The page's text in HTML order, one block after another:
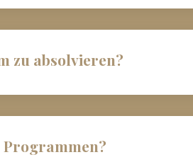
zu absolvieren?
Programmen?